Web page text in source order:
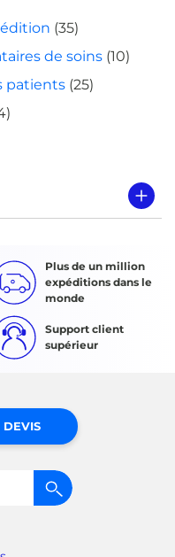
(35)
de soins (10)
patients (25)
Plus de un million
expéditions dans le
monde
Support client
supérieur